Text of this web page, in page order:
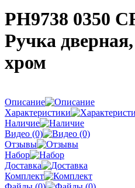
PH9738 0350
Ручка
хром
Описание
Характеристики
Наличие
Видео (0)
Отзывы
Набор
Доставка
Комплект